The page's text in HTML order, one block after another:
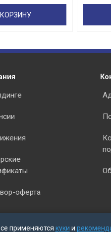
применяются куки и
оферта